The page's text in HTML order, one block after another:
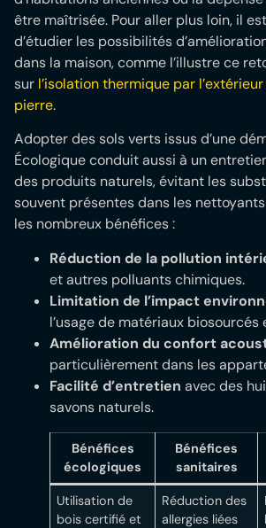
être maîtrisée. Pour aller plus loin, il
d’étudier les possibilités
dans la maison, comme l’illustre ce
sur l’isolation thermique par
pierre.
Adopter des sols verts issus d’une
Écologique conduit aussi à un
des produits naturels, évitant les
souvent présentes dans les
les nombreux bénéfices :
Réduction de la pollution
et autres polluants chimiques.
Limitation de l’impact
l’usage de matériaux biosourcés
Amélioration du confort
particulièrement dans les
Facilité d’entretien avec des
savons naturels.
Bénéfices
écologiques
Bénéfices
sanitaires
Utilisation de
bois certifié et
Réduction des
allergies liées